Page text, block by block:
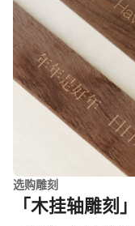
选购雕刻
「木挂轴雕刻